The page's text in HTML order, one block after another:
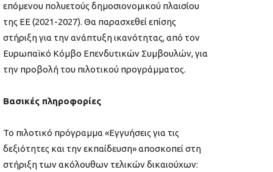
επόμενου πολυετούς δημοσιονομικού πλαισίου
της ΕΕ (2021-2027). Θα παρασχεθεί επίσης
στήριξη για την ανάπτυξη ικανότητας, από τον
Ευρωπαϊκό Κόμβο Επενδυτικών Συμβουλών, για
την προβολή του πιλοτικού προγράμματος.
Βασικές πληροφορίες
Το πιλοτικό πρόγραμμα «Εγγυήσεις για τις
δεξιότητες και την εκπαίδευση» αποσκοπεί στη
στήριξη των ακόλουθων τελικών δικαιούχων: